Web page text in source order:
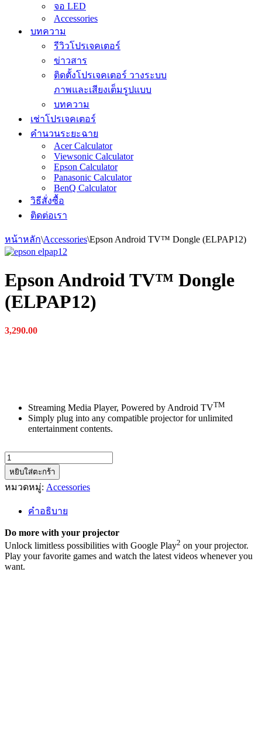
จอ LED
Accessories
บทความ
รีวิวโปรเจคเตอร์
ข่าวสาร
ติดตั้งโปรเจคเตอร์ วางระบบ
ภาพและเสียงเต็มรูปแบบ
บทความ
เช่าโปรเจคเตอร์
คำนวนระยะฉาย
Acer Calculator
Viewsonic Calculator
Epson Calculator
Panasonic Calculator
BenQ Calculator
วิธีสั่งซื้อ
ติดต่อเรา
หน้าหลัก\Accessories\Epson Android TV™ Dongle (ELPAP12)
Epson Android TV™ Dongle
(ELPAP12)
3,290.00
Streaming Media Player, Powered by Android TVTM
Simply plug into any compatible projector for unlimited
entertainment contents.
จำนวน
Epson
Android
TV™
(ELPAP12)
หยิบใส่ตะกร้า
หมวดหมู่: Accessories
คำอธิบาย
Do more with your projector
Unlock limitless possibilities with Google Play2 on your projector.
Play your favorite games and watch the latest videos whenever you
want.